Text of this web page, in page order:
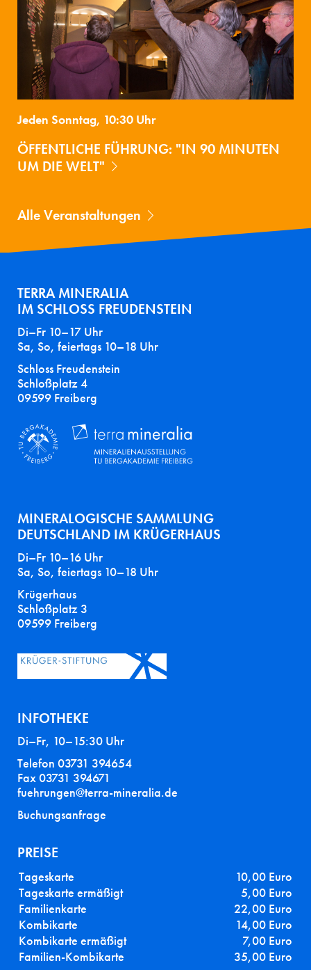
Jeden Sonntag, 10:30 Uhr
ÖFFENTLICHE FÜHRUNG: "IN 90 MINUTEN
UM DIE WELT"
Alle Veranstaltungen
TERRA MINERALIA
IM SCHLOSS FREUDENSTEIN
Di–Fr 10–17 Uhr
Sa, So, feiertags 10–18 Uhr
Schloss Freudenstein
Schloßplatz 4
09599 Freiberg
MINERALOGISCHE SAMMLUNG
DEUTSCHLAND IM KRÜGERHAUS
Di–Fr 10–16 Uhr
Sa, So, feiertags 10–18 Uhr
Krügerhaus
Schloßplatz 3
09599 Freiberg
INFOTHEKE
Di–Fr, 10–15:30 Uhr
Telefon 03731 394654
Fax 03731 394671
fuehrungen@terra-mineralia.de
Buchungsanfrage
PREISE
Tageskarte
10,00 Euro
Tageskarte ermäßigt
5,00 Euro
Familienkarte
22,00 Euro
Kombikarte
14,00 Euro
Kombikarte ermäßigt
7,00 Euro
Familien-Kombikarte
35,00 Euro